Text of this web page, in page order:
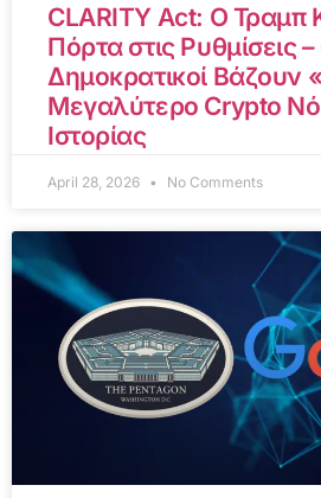
CLARITY Act: Ο Τραμπ
Πόρτα στις Ρυθμίσεις –
Δημοκρατικοί Βάζουν
Μεγαλύτερο Crypto
Ιστορίας
April 28, 2026 No Comments